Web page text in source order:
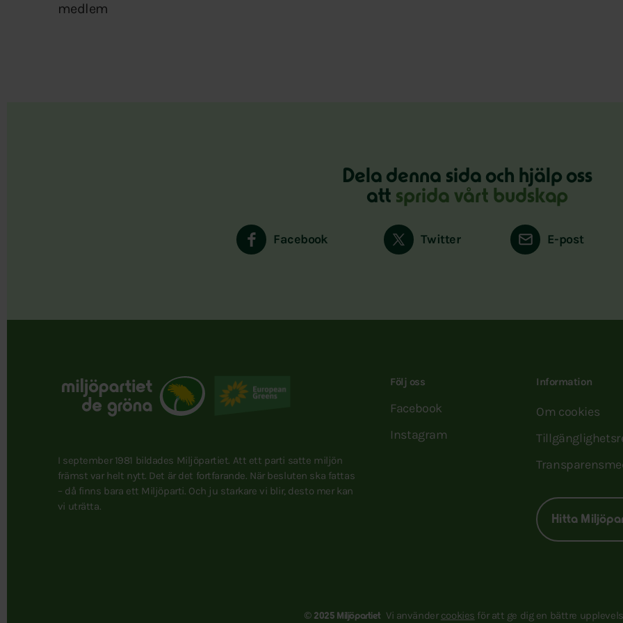
medlem
Dela denna sida och hjälp oss
att sprida vårt budskap
Facebook Twitter E-post
I september 1981 bildades Miljöpartiet. Att ett parti satte miljön
främst var helt nytt. Det är det fortfarande. När besluten ska fattas
– då finns bara ett Miljöparti. Och ju starkare vi blir, desto mer kan
vi uträtta.
Följ oss
Facebook
Instagram
Information
Om cookies
Hitta
© 2025 Miljöpartiet Vi använder cookies för att ge dig en bättre